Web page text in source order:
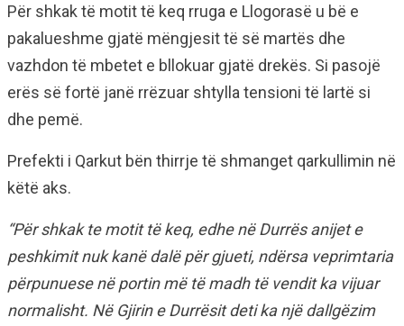
Për shkak të motit të keq rruga e Llogorasë u bë e
pakalueshme gjatë mëngjesit të së martës dhe
vazhdon të mbetet e bllokuar gjatë drekës. Si pasojë
erës së fortë janë rrëzuar shtylla tensioni të lartë si
dhe pemë.
Prefekti i Qarkut bën thirrje të shmanget qarkullimin në
këtë aks.
“Për shkak te motit të keq, edhe në Durrës anijet e
peshkimit nuk kanë dalë për gjueti, ndërsa veprimtaria
përpunuese në portin më të madh të vendit ka vijuar
normalisht. Në Gjirin e Durrësit deti ka një dallgëzim